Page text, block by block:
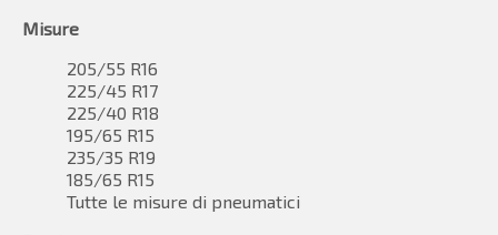
Misure
205/55 R16
225/45 R17
225/40 R18
195/65 R15
235/35 R19
185/65 R15
Tutte le misure di pneumatici